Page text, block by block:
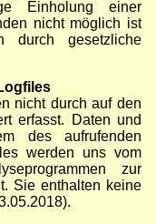
Einholung einer
nicht möglich ist
durch gesetzliche
nicht durch auf den
erfasst. Daten und
des aufrufenden
werden uns vom
zur
Sie enthalten keine